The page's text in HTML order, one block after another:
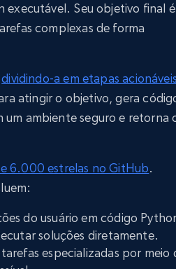
executável. Seu objetivo final é
complexas de forma
dividindo-a em etapas acionáveis
atingir o objetivo, gera
ambiente seguro e retorna
6.000 estrelas no GitHub.
do usuário em código
soluções diretamente.
especializadas por meio